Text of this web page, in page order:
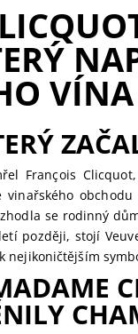
VÍNA
François
vinařského
se rodinný
později, stojí
nejikoničtějším